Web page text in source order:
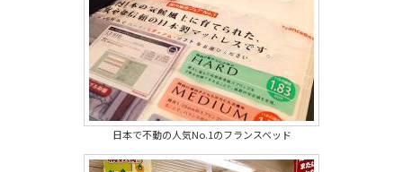
日本で不動の人気No.1のフランスベッド